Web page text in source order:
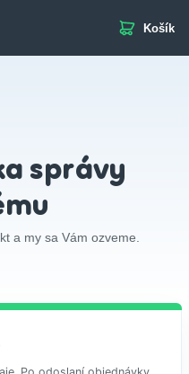
pozícií
Košík
a my sa Vám ozveme.